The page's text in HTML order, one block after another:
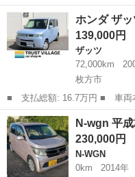
ンダ 【車 名】N-BOX 【グ
令和4年(2022年) 【走 行】
大阪 和泉市 和泉府中駅
ホンダ ザッ
139,000円
ザッツ
72,000km
枚方市
■ 支払総額: 16.7万円 ■ 車両本体価格： 139,000 円 ■ メーカー
名： ホンダ ■ 車種名： ザ
排気量： 660cc ■ ドア枚数
大阪 枚方市 ザッツ
N-wgn 平
230,000円
N-WGN
0km
2014年